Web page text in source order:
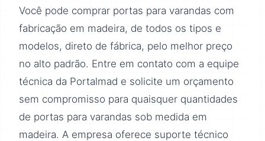
Você pode comprar portas para varandas com
fabricação em madeira, de todos os tipos e
modelos, direto de fábrica, pelo melhor preço
no alto padrão. Entre em contato com a equipe
técnica da Portalmad e solicite um orçamento
sem compromisso para quaisquer quantidades
de portas para varandas sob medida em
madeira. A empresa oferece suporte técnico